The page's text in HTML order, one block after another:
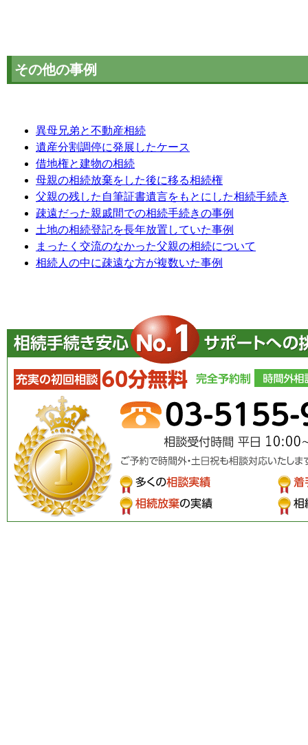
その他の事例
異母兄弟と不動産相続
遺産分割調停に発展したケース
借地権と建物の相続
母親の相続放棄をした後に移る相続権
父親の残した自筆証書遺言をもとにした相続手続き
疎遠だった親戚間での相続手続きの事例
土地の相続登記を長年放置していた事例
まったく交流のなかった父親の相続について
相続人の中に疎遠な方が複数いた事例